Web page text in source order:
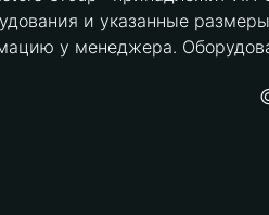
и указанные
у менеджера.